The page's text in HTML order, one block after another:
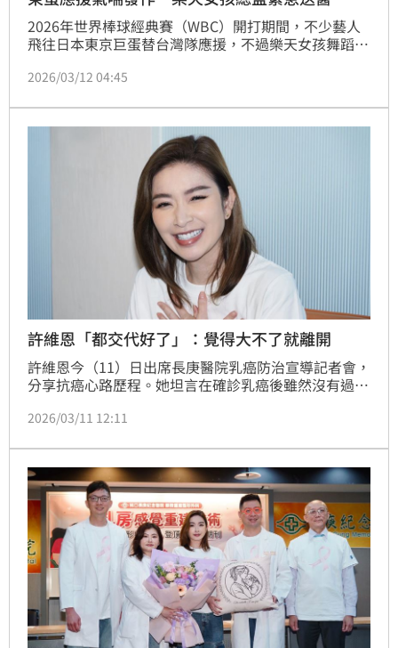
2026年世界棒球經典賽（WBC）開打期間，不少藝人
飛往日本東京巨蛋替台灣隊應援，不過樂天女孩舞蹈總
求助吸入性擴張劑，引發網友關心。她在東京巨蛋觀戰
最新近況也隨之曝光。
2026/03/12 04:45
許維恩「都交代好了」：覺得大不了就離開
許維恩今（11）日出席長庚醫院乳癌防治宣導記者會，
分享抗癌心路歷程。她坦言在確診乳癌後雖然沒有過度
兒未來的生活計畫全部規劃好。趙浩雲
2026/03/11 12:11